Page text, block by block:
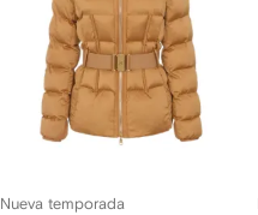
Nueva temporada